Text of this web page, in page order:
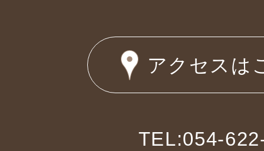
アクセスは
TEL:054-